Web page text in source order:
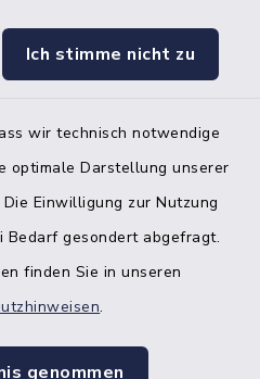
Ich stimme nicht zu
wir technisch notwendige
optimale Darstellung unserer
Einwilligung zur Nutzung
gesondert abgefragt.
finden Sie in unseren
.
genommen
facebook
der Amtskasse